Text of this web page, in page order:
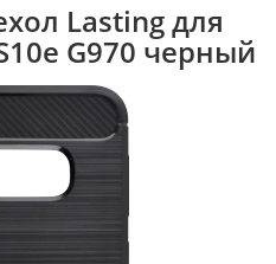
Lasting для
G970 черный